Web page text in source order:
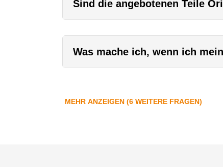
Sind die angebotenen Teile
Was mache ich, wenn ich
MEHR ANZEIGEN (6 WEITERE FRAGEN)